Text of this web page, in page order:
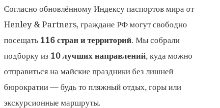
Согласно обновлённому Индексу паспортов мира от
Henley & Partners, граждане РФ могут свободно
посещать 116 стран и территорий. Мы собрали
подборку из 10 лучших направлений, куда можно
отправиться на майские праздники без лишней
бюрократии — будь то пляжный отдых, горы или
экскурсионные маршруты.